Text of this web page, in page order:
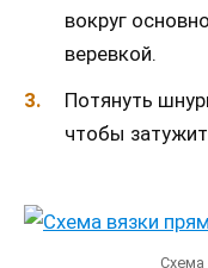
вокруг
веревкой.
Потянуть
чтобы
Схема